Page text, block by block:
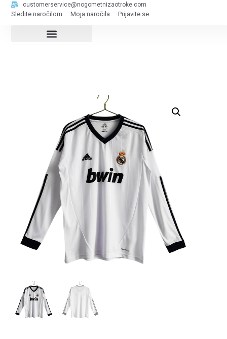
customerservice@nogometnizaotroke.com
Sledite naročilom Moja naročila Prijavite se